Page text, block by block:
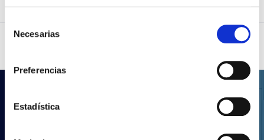
Necesarias
Preferencias
Estadística